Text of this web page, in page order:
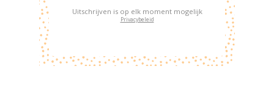
Uitschrijven is op elk moment mogelijk
Privacybeleid